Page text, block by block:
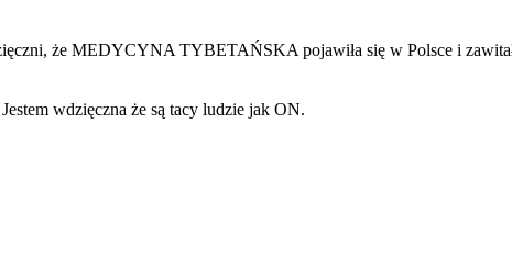
że MEDYCYNA TYBETAŃSKA pojawiła się w Polsce i
wdzięczna że są tacy ludzie jak ON.